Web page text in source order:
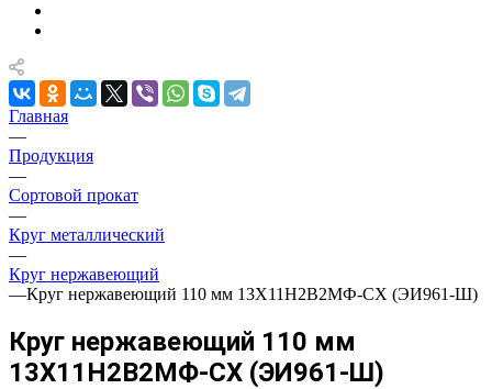
Главная
—
Продукция
—
Сортовой прокат
—
Круг металлический
—
Круг нержавеющий
—Круг нержавеющий 110 мм 13Х11Н2В2МФ-СХ (ЭИ961-Ш)
Круг нержавеющий 110 мм
13Х11Н2В2МФ-СХ (ЭИ961-Ш)